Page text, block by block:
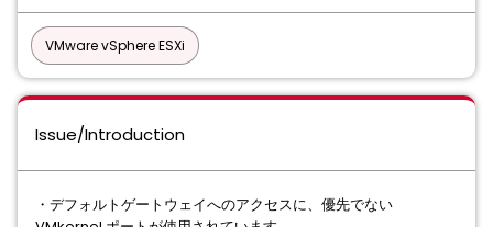
VMware vSphere ESXi
Issue/Introduction
・デフォルトゲートウェイへのアクセスに、優先でない